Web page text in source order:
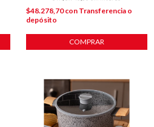
$48.278,70con Transferencia o
depósito
COMPRAR